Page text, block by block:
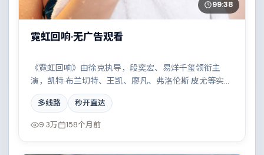
99:38
霓虹回响·无广告观看
《霓虹回响》由徐克执导，段奕宏、易烊千玺领衔主
演，凯特·布兰切特、王凯、廖凡、弗洛伦斯·皮尤等实力
加盟，是一部荒诞幽默的爱情作品。故事主要发生在西
班牙，一场看似偶然的事故牵出陈年秘辛。影片在视听
语言与叙事节奏上均有突破，适合喜欢深度叙事的观
多线路 秒开直达
9.3万 158个月前